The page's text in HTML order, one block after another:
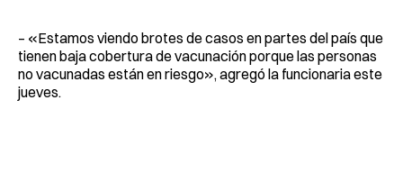
– «Estamos viendo brotes de casos en partes del país que
tienen baja cobertura de vacunación porque las personas
no vacunadas están en riesgo», agregó la funcionaria este
jueves.